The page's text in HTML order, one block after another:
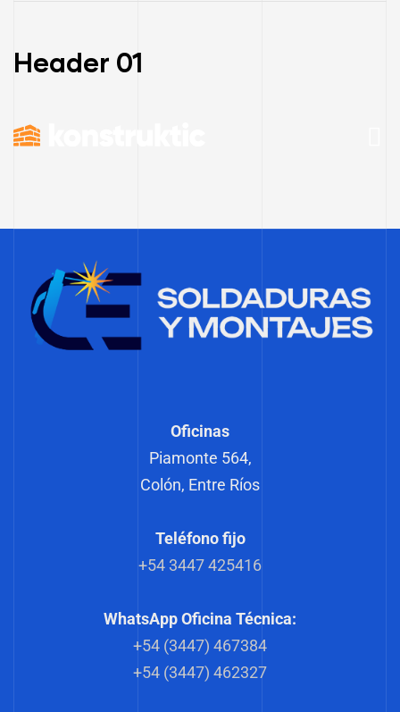
Header 01
Oficinas
Piamonte 564,
Colón, Entre Ríos
Teléfono fijo
+54 3447 425416
WhatsApp Oficina Técnica:
+54 (3447) 467384
+54 (3447) 462327